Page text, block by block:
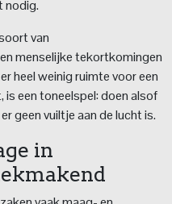
nodig.
van
menselijke tekortkomingen
heel weinig ruimte voor een
een toneelspel: doen alsof
geen vuiltje aan de lucht is.
in